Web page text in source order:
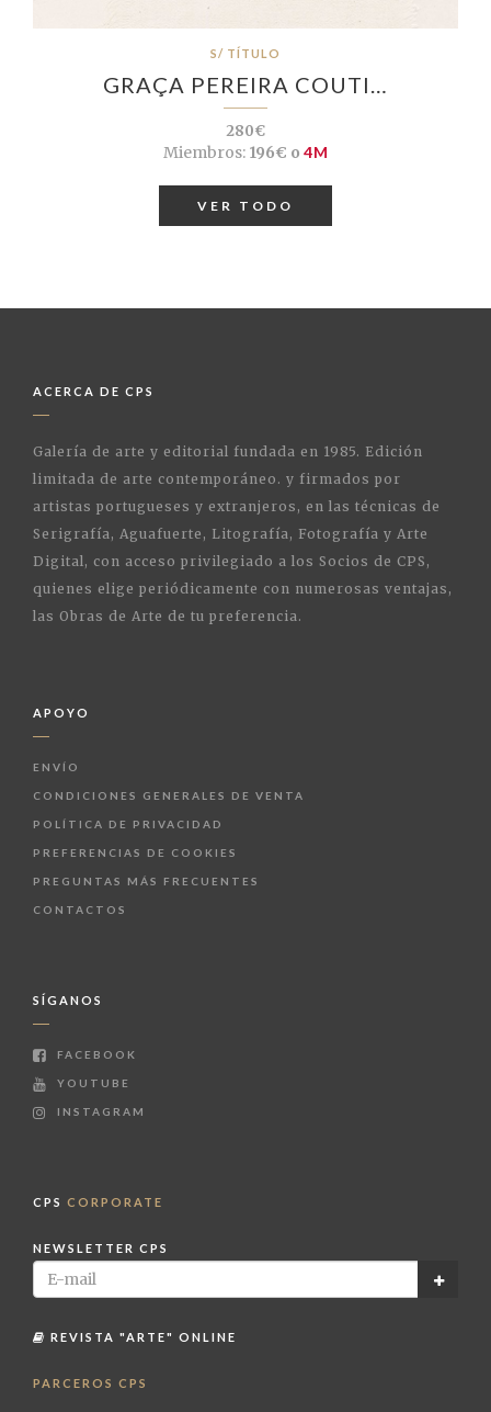
S/ TÍTULO
GRAÇA PEREIRA COUTI…
280€
Miembros:196€ o 4M
VER TODO
ACERCA DE CPS
Galería de arte y editorial fundada en 1985. Edición
limitada de arte contemporáneo. y firmados por
artistas portugueses y extranjeros, en las técnicas de
Serigrafía, Aguafuerte, Litografía, Fotografía y Arte
Digital, con acceso privilegiado a los Socios de CPS,
quienes elige periódicamente con numerosas ventajas,
las Obras de Arte de tu preferencia.
APOYO
ENVÍO
CONDICIONES GENERALES DE VENTA
POLÍTICA DE PRIVACIDAD
PREFERENCIAS DE COOKIES
PREGUNTAS MÁS FRECUENTES
CONTACTOS
SÍGANOS
FACEBOOK
YOUTUBE
INSTAGRAM
CPS CORPORATE
NEWSLETTER CPS
REVISTA "ARTE" ONLINE
PARCEROS CPS